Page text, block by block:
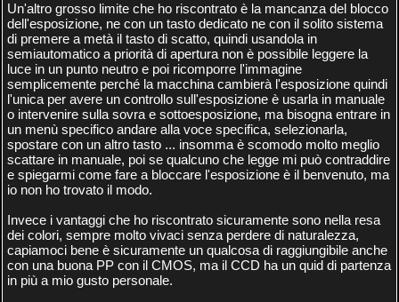
Un'altro grosso limite che ho riscontrato è la mancanza del blocco
dell'esposizione, ne con un tasto dedicato ne con il solito sistema
di premere a metà il tasto di scatto, quindi usandola in
semiautomatico a priorità di apertura non è possibile leggere la
luce in un punto neutro e poi ricomporre l'immagine
semplicemente perché la macchina cambierà l'esposizione quindi
l'unica per avere un controllo sull'esposizione è usarla in manuale
o intervenire sulla sovra e sottoesposizione, ma bisogna entrare in
un menù specifico andare alla voce specifica, selezionarla,
spostare con un altro tasto ... insomma è scomodo molto meglio
scattare in manuale, poi se qualcuno che legge mi può contraddire
e spiegarmi come fare a bloccare l'esposizione è il benvenuto, ma
io non ho trovato il modo.
Invece i vantaggi che ho riscontrato sicuramente sono nella resa
dei colori, sempre molto vivaci senza perdere di naturalezza,
capiamoci bene è sicuramente un qualcosa di raggiungibile anche
con una buona PP con il CMOS, ma il CCD ha un quid di partenza
in più a mio gusto personale.